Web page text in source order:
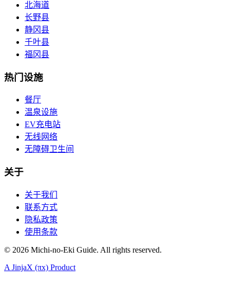
北海道
长野县
静冈县
千叶县
福冈县
热门设施
餐厅
温泉设施
EV充电站
无线网络
无障碍卫生间
关于
关于我们
联系方式
隐私政策
使用条款
© 2026 Michi-no-Eki Guide. All rights reserved.
A JinjaX (πx) Product